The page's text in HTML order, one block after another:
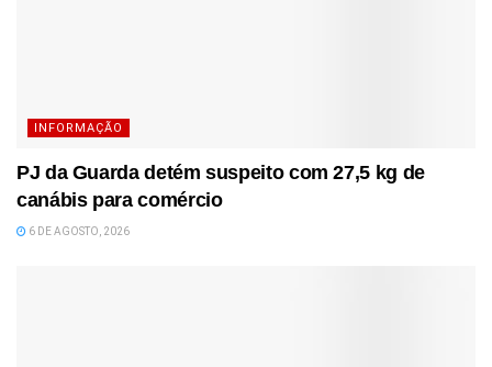
INFORMAÇÃO
PJ da Guarda detém suspeito com 27,5 kg de
canábis para comércio
6 DE AGOSTO, 2026